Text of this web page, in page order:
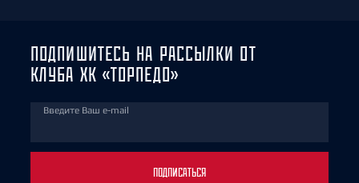
ПОДПИШИТЕСЬ НА РАССЫЛКИ ОТ
КЛУБА ХК «ТОРПЕДО»
Введите Ваш e-mail
ПОДПИСАТЬСЯ